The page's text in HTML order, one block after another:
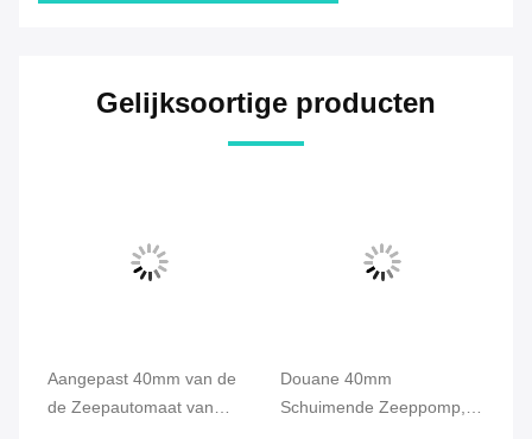
Gelijksoortige producten
Aangepast 40mm van de
de Zeepautomaat van
Douane 40mm
Schuimende Zeeppomp,